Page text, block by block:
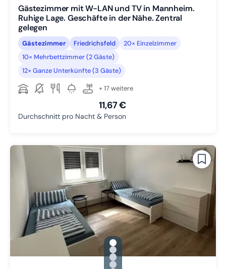
Gästezimmer mit W-LAN und TV in Mannheim.
Ruhige Lage. Geschäfte in der Nähe. Zentral
gelegen
Gästezimmer Friedrichsfeld
20× Einzelzimmer
10× Mehrbettzimmer (2 Gäste)
12× Ganze Unterkünfte (3 Gäste)
+ 17 weitere
11,67 €
Durchschnitt pro Nacht & Person
gallery.slide_selector
Zu Slide 1 wechseln
Zu Slide 2 wechseln
Zu Slide 3 wechseln